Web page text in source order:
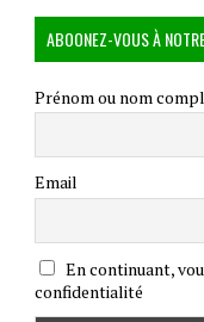
ABOONEZ-VOUS À
Prénom ou nom
Email
En continuant,
confidentialité